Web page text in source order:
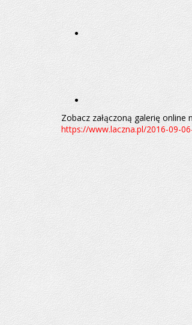
Zobacz załączoną galerię online
https://www.laczna.pl/2016-09-